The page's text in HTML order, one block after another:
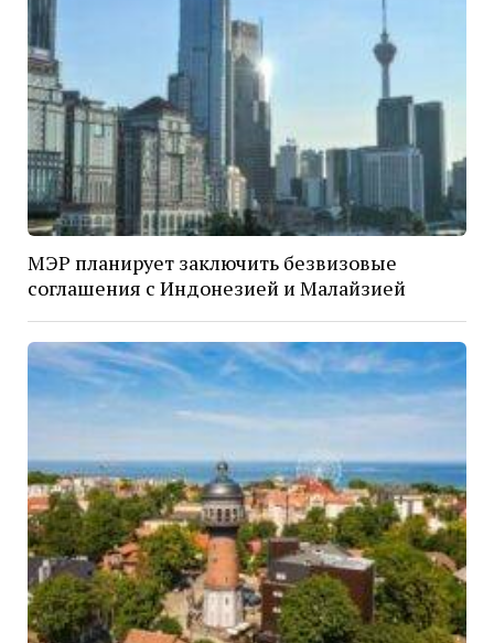
МЭР планирует заключить безвизовые
соглашения с Индонезией и Малайзией